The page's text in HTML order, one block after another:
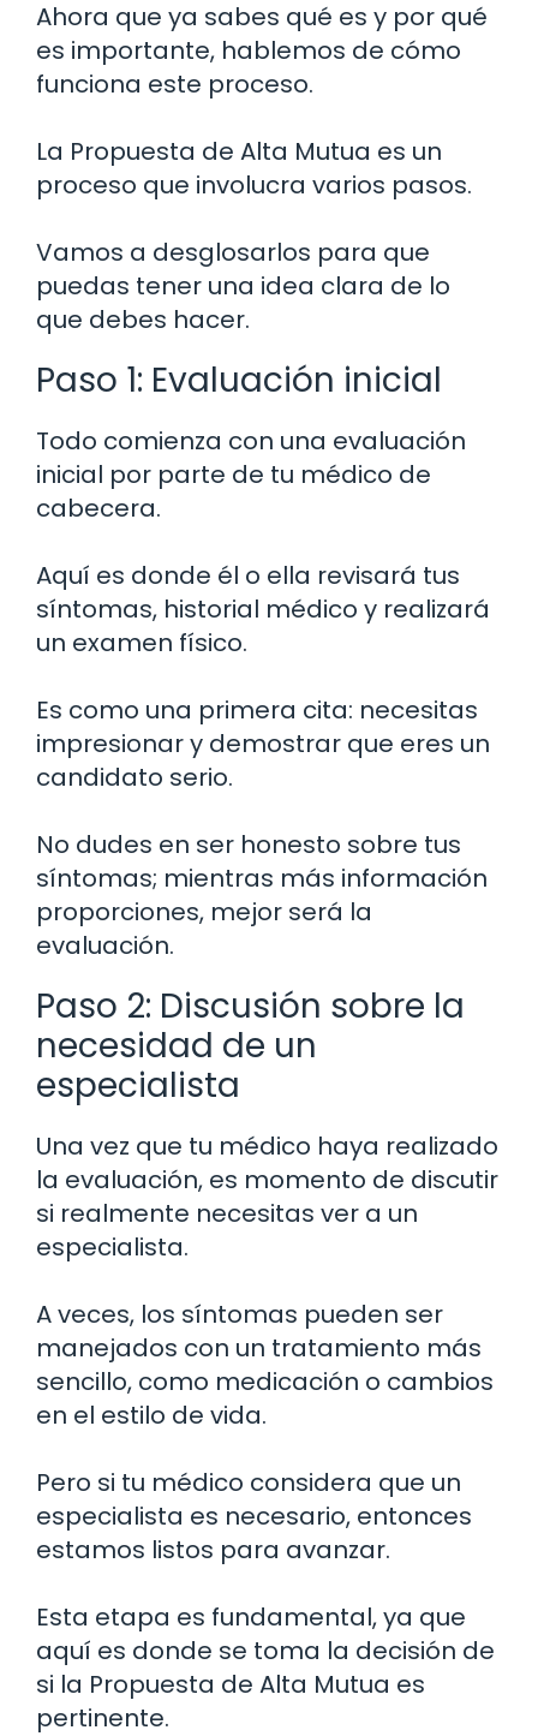
Ahora que ya sabes qué es y por qué
es importante, hablemos de cómo
funciona este proceso.
La Propuesta de Alta Mutua es un
proceso que involucra varios pasos.
Vamos a desglosarlos para que
puedas tener una idea clara de lo
que debes hacer.
Paso 1: Evaluación inicial
Todo comienza con una evaluación
inicial por parte de tu médico de
cabecera.
Aquí es donde él o ella revisará tus
síntomas, historial médico y realizará
un examen físico.
Es como una primera cita: necesitas
impresionar y demostrar que eres un
candidato serio.
No dudes en ser honesto sobre tus
síntomas; mientras más información
proporciones, mejor será la
evaluación.
Paso 2: Discusión sobre la
necesidad de un
especialista
Una vez que tu médico haya realizado
la evaluación, es momento de discutir
si realmente necesitas ver a un
especialista.
A veces, los síntomas pueden ser
manejados con un tratamiento más
sencillo, como medicación o cambios
en el estilo de vida.
Pero si tu médico considera que un
especialista es necesario, entonces
estamos listos para avanzar.
Esta etapa es fundamental, ya que
aquí es donde se toma la decisión de
si la Propuesta de Alta Mutua es
pertinente.